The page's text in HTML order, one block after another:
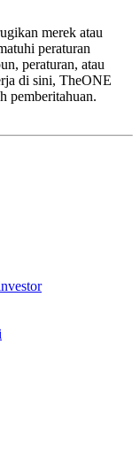
merek atau
peraturan
peraturan, atau
di sini, TheONE
pemberitahuan.